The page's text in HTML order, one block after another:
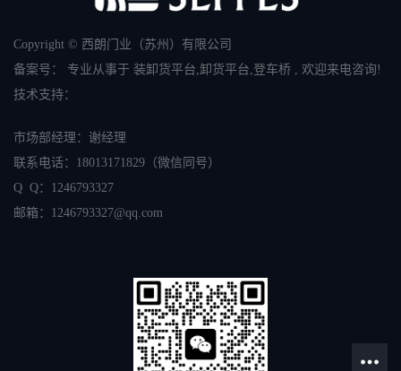
Copyright © 西朗门业（苏州）有限公司
备案号： 专业从事于 装卸货平台,卸货平台,登车桥 , 欢迎来电咨询!
技术支持：
市场部经理：谢经理
联系电话： 18013171829 （微信同号）
Q Q：1246793327
邮箱： 1246793327@qq.com